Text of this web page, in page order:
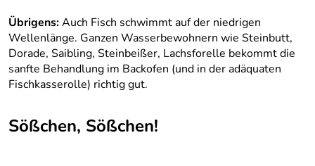
Übrigens:Auch Fisch schwimmt auf der niedrigen
Wellenlänge. Ganzen Wasserbewohnern wie Steinbutt,
Dorade, Saibling, Steinbeißer, Lachsforelle bekommt die
sanfte Behandlung im Backofen (und in der adäquaten
Fischkasserolle) richtig gut.
Sößchen, Sößchen!